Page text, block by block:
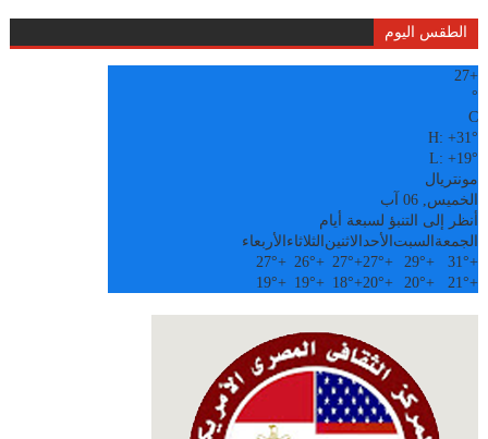
الطقس اليوم
+
27
°
C
H:+31°
L:+19°
مونتريال
الخميس, 06 آب
أنظر إلى التنبؤ لسبعة أيام
الجمعة السبت الأحدالاثنين الثلاثاء الأربعاء
+
31°
+
29°
+
27°
+
27°
+
26°
+
27°
+
21°
+
20°
+
20°
+
18°
+
19°
+
19°